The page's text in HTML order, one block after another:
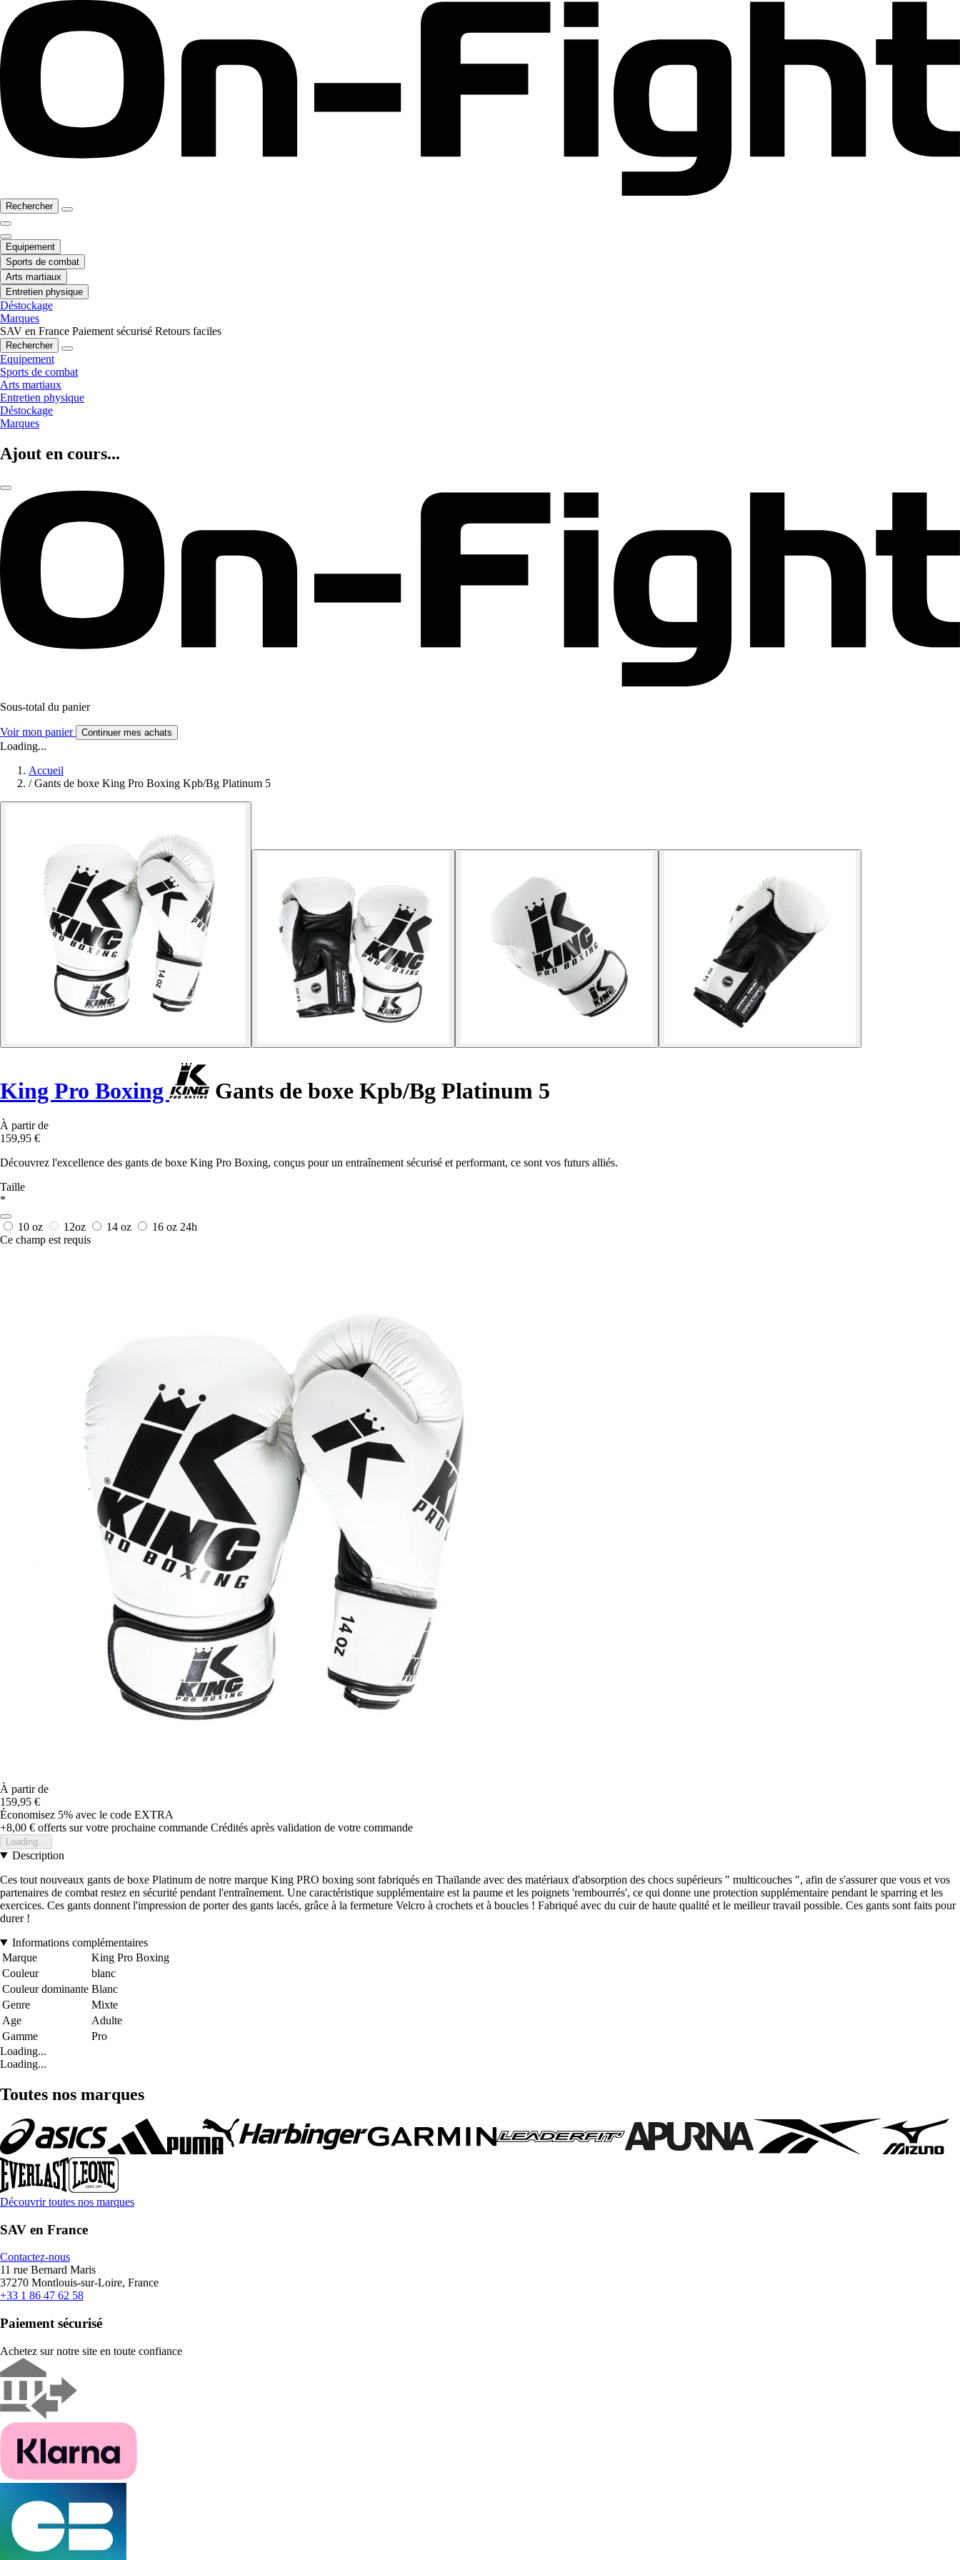
Rechercher
Equipement
Sports de combat
Arts martiaux
Entretien physique
Déstockage
Marques
SAV en France Paiement sécurisé Retours faciles
Rechercher
Equipement
Sports de combat
Arts martiaux
Entretien physique
Déstockage
Marques
Ajout en cours...
Sous-total du panier
Voir mon panier Continuer mes achats
Loading...
Accueil
/ Gants de boxe King Pro Boxing Kpb/Bg Platinum 5
King Pro Boxing Gants de boxe Kpb/Bg Platinum 5
À partir de
159,95 €
Découvrez l'excellence des gants de boxe King Pro Boxing, conçus pour un entraînement sécurisé et performant, ce sont vos futurs alliés.
Taille
*
10 oz 12oz 14 oz 16 oz 24h
Ce champ est requis
À partir de
159,95 €
Économisez 5% avec le code EXTRA
+8,00 € offerts sur votre prochaine commande Crédités après validation de votre commande
Loading...
Description
Ces tout nouveaux gants de boxe Platinum de notre marque King PRO boxing sont fabriqués en Thaïlande avec des matériaux d'absorption des chocs supérieurs " multicouches ", afin de s'assurer que vous et vos
partenaires de combat restez en sécurité pendant l'entraînement. Une caractéristique supplémentaire est la paume et les poignets 'rembourrés', ce qui donne une protection supplémentaire pendant le sparring et les
exercices. Ces gants donnent l'impression de porter des gants lacés, grâce à la fermeture Velcro à crochets et à boucles ! Fabriqué avec du cuir de haute qualité et le meilleur travail possible. Ces gants sont faits pour
durer !
Informations complémentaires
Marque
King Pro Boxing
Couleur
blanc
Couleur dominante Blanc
Genre
Mixte
Age
Adulte
Gamme
Pro
Loading...
Loading...
Toutes nos marques
Découvrir toutes nos marques
SAV en France
Contactez-nous
11 rue Bernard Maris
37270 Montlouis-sur-Loire, France
+33 1 86 47 62 58
Paiement sécurisé
Achetez sur notre site en toute confiance